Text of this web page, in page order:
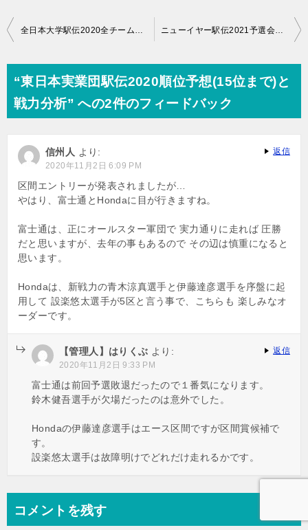
投
ビ
ゲ
シ
ョ
ン
“東日本実業団駅伝2020順位予想(15位まで)と
戦力分析” への2件のフィードバック
信州人 より:
2020年11月2日 6:09 PM
区間エントリーが発表されましたが…
やはり、富士通とHondaに目が行きますね。
富士通は、正にオールスター軍団で 実力通りに走れば 圧勝
だと思いますが、去年の事もあるので その辺は慎重になると
思います。
Hondaは、新戦力の青木涼真選手と伊藤達彦選手を序盤に起
用して 設楽悠太選手が5区と言う事で、こちらも 楽しみなオ
ーダーです。
返信
【管理人】はりくぶ より:
2020年11月2日 9:33 PM
富士通は前回予選敗退だったので１番気になります。
鈴木健吾選手が欠場だったのは意外でした。
Hondaの伊藤達彦選手はエース区間ですが区間賞候補で
す。
設楽悠太選手は故障明けでどれだけ走れるかです。
返信
コメントを残す